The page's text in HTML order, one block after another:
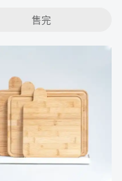
售完